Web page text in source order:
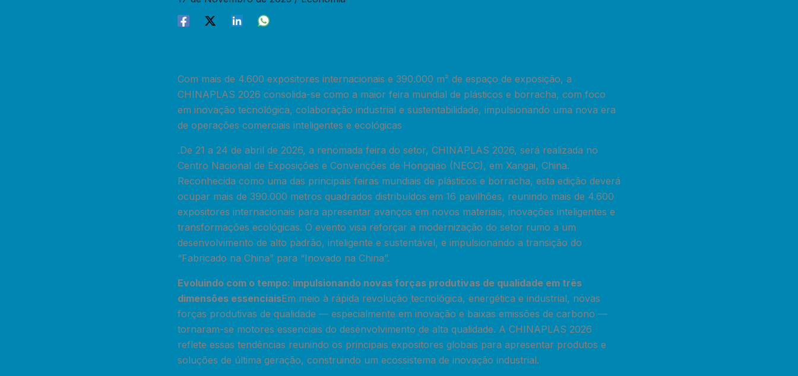
Com mais de 4.600 expositores internacionais e 390.000 m² de espaço de exposição, a
CHINAPLAS 2026 consolida-se como a maior feira mundial de plásticos e borracha, com foco
em inovação tecnológica, colaboração industrial e sustentabilidade, impulsionando uma nova era
de operações comerciais inteligentes e ecológicas
.De 21 a 24 de abril de 2026, a renomada feira do setor, CHINAPLAS 2026, será realizada no
Centro Nacional de Exposições e Convenções de Hongqiao (NECC), em Xangai, China.
Reconhecida como uma das principais feiras mundiais de plásticos e borracha, esta edição deverá
ocupar mais de 390.000 metros quadrados distribuídos em 16 pavilhões, reunindo mais de 4.600
expositores internacionais para apresentar avanços em novos materiais, inovações inteligentes e
transformações ecológicas. O evento visa reforçar a modernização do setor rumo a um
desenvolvimento de alto padrão, inteligente e sustentável, e impulsionando a transição do
“Fabricado na China” para “Inovado na China”.
Evoluindo com o tempo: impulsionando novas forças produtivas de qualidade em três
dimensões essenciaisEm meio à rápida revolução tecnológica, energética e industrial, novas
forças produtivas de qualidade — especialmente em inovação e baixas emissões de carbono —
tornaram-se motores essenciais do desenvolvimento de alta qualidade. A CHINAPLAS 2026
reflete essas tendências reunindo os principais expositores globais para apresentar produtos e
soluções de última geração, construindo um ecossistema de inovação industrial.